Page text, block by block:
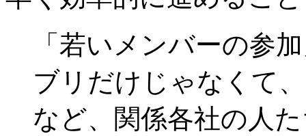
「若いメンバーの参
ブリだけじゃなくて
など、関係各社の人